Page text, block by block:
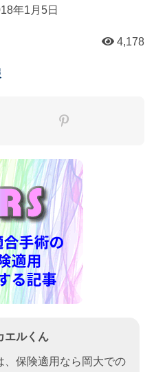
年1月5日
4,178
エルくん
、保険適用なら岡大での